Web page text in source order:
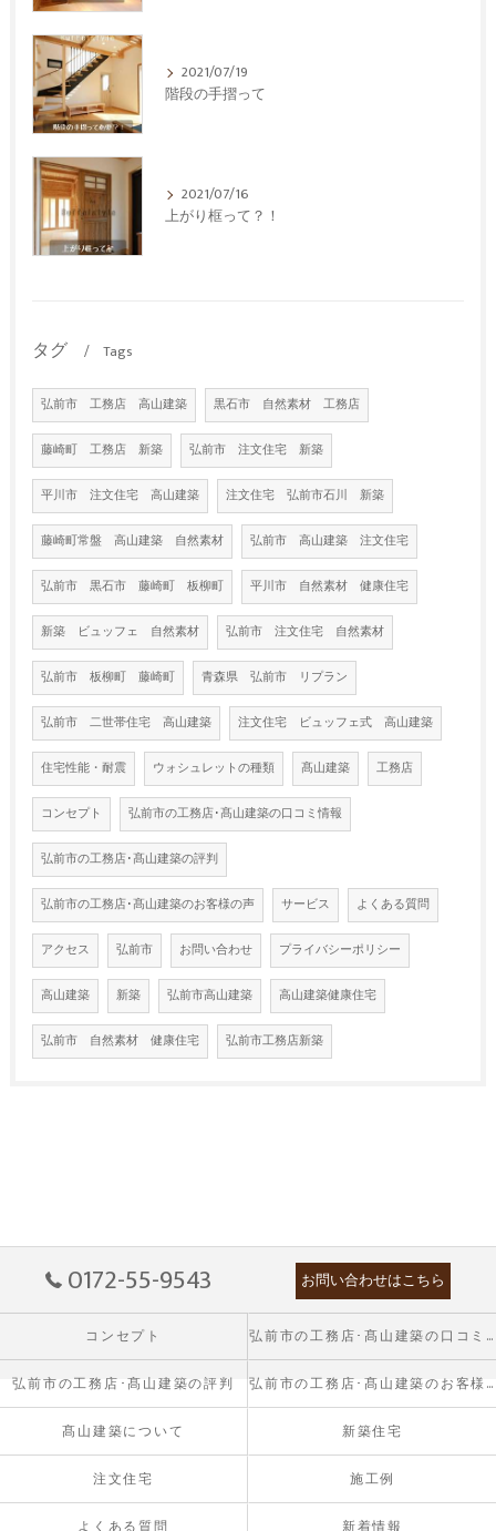
2021/07/19
階段の手摺って
2021/07/16
上がり框って？！
タグ Tags
弘前市 工務店 高山建築 黒石市 自然素材 工務店
藤崎町 工務店 新築 弘前市 注文住宅 新築
平川市 注文住宅 高山建築 注文住宅 弘前市石川 新築
藤崎町常盤 高山建築 自然素材 弘前市 高山建築 注文住宅
弘前市 黒石市 藤崎町 板柳町 平川市 自然素材 健康住宅
新築 ビュッフェ 自然素材 弘前市 注文住宅 自然素材
弘前市 板柳町 藤崎町 青森県 弘前市 リプラン
弘前市 二世帯住宅 高山建築 注文住宅 ビュッフェ式 高山建築
住宅性能・耐震 ウォシュレットの種類 髙山建築 工務店
コンセプト 弘前市の工務店･髙山建築の口コミ情報
弘前市の工務店･髙山建築の評判
弘前市の工務店･髙山建築のお客様の声 サービス よくある質問
アクセス 弘前市 お問い合わせ プライバシーポリシー
高山建築 新築 弘前市高山建築 高山建築健康住宅
弘前市 自然素材 健康住宅 弘前市工務店新築
0172-55-9543 お問い合わせはこちら
コンセプト 弘前市の工務店･髙山建築の口コミ情報
弘前市の工務店･髙山建築の評判 弘前市の工務店･髙山建築のお客様の声
髙山建築について 新築住宅
注文住宅 施工例